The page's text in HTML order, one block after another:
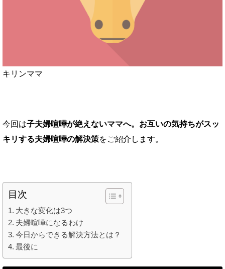
キリンママ
今回は子夫婦喧嘩が絶えないママへ。お互いの気持ちがスッ
キリする夫婦喧嘩の解決策をご紹介します。
目次
大きな変化は3つ
夫婦喧嘩になるわけ
今日からできる解決方法とは？
最後に